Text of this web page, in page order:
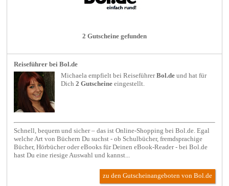
2 Gutscheine gefunden
Reiseführer bei Bol.de
Michaela empfielt beiReiseführer Bol.de und hat für
Dich2 Gutscheine eingestellt.
Schnell, bequem und sicher – das ist Online-Shopping bei Bol.de. Egal
welche Art von Büchern Du suchst - ob Schulbücher, fremdsprachige
Bücher, Hörbücher oder eBooks für Deinen eBook-Reader - bei Bol.de
hast Du eine riesige Auswahl und kannst...
zu den Gutscheinangeboten von Bol.de